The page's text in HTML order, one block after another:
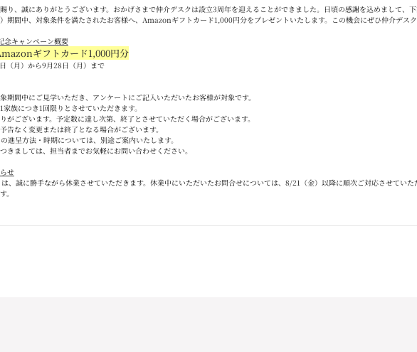
り、誠にありがとうございます。おかげさまで仲介デスクは設立3周年を迎えることができました。日頃の感謝を込めまして、
期間中、対象条件を満たされたお客様へ、 Amazonギフトカード1,000円分をプレゼントいたします。この機会にぜひ仲介デス
念キャンペーン概要
ギフトカード1,000円分
日（月）から9月28 日（月）まで
期間中にご見学いただき、アンケートにご記入いただいたお客様が対象です。
1家族につき1回限りとさせていただきます。
がございます。予定数に達し次第、終了とさせていただく場合がございます。
告なく変更または終了となる場合がございます。
進呈方法・時期については、別途ご案内いたします。
きましては、担当者までお気軽にお問い合わせください。
せ
は、誠に勝手ながら休業させていただきます。休業中にいただいたお問合せについては、 8/21 （金）以降に順次ご対応させてい
。